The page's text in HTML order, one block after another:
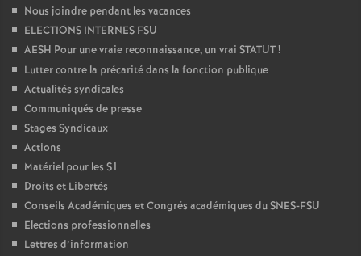
Nous joindre pendant les vacances
ELECTIONS INTERNES FSU
AESH Pour une vraie reconnaissance, un vrai STATUT!
Lutter contre la précarité dans la fonction publique
Actualités syndicales
Communiqués de presse
Stages Syndicaux
Actions
Matériel pour les S1
Droits et Libertés
Conseils Académiques et Congrés académiques du SNES-FSU
Elections professionnelles
Lettres d’information